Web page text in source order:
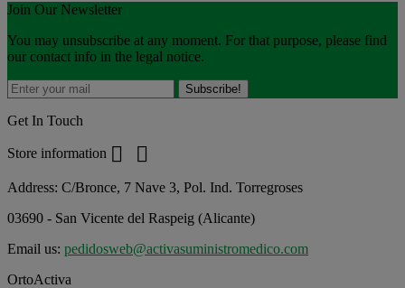
Join Our Newsletter
You may unsubscribe at any moment. For that purpose, please find
our contact info in the legal notice.
Get In Touch
Store information  
Address: C/Bronce, 7 Nave 3, Pol. Ind. Torregroses
03690 - San Vicente del Raspeig (Alicante)
Email us: pedidosweb@activasuministromedico.com
OrtoActiva